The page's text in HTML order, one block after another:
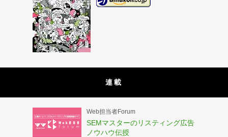
連載
Web担当者Forum
SEMマスターのリスティング広告
ノウハウ伝授